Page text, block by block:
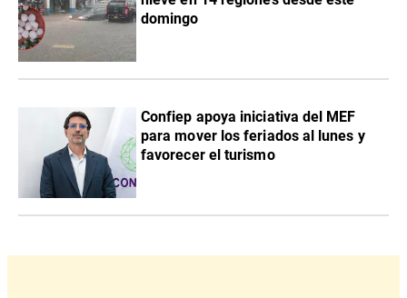
domingo
Confiep apoya iniciativa del MEF
para mover los feriados al lunes y
favorecer el turismo